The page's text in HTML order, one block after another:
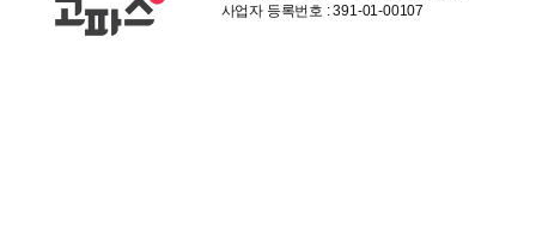
사업자 등록번호 : 391-01-00107